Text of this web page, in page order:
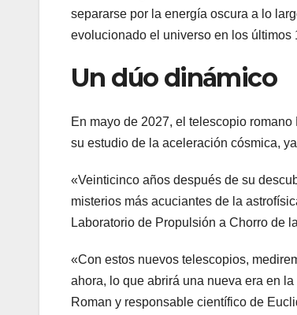
separarse por la energía oscura a lo
evolucionado el universo en los últimos
Un dúo dinámico
En mayo de 2027, el telescopio
su estudio de la aceleración cósmica,
«Veinticinco años después de su
misterios más acuciantes de la
Laboratorio de Propulsión a Chorro de
«Con estos nuevos telescopios,
ahora, lo que abrirá una nueva era en
Roman y responsable científico de